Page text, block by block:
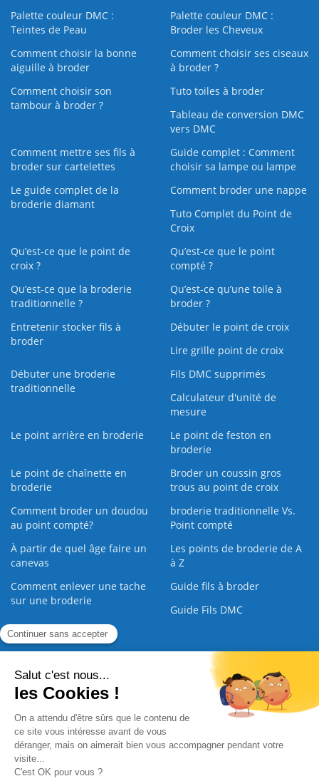
Palette couleur DMC :
Teintes de Peau
Palette couleur DMC :
Broder les Cheveux
Comment choisir la bonne
aiguille à broder
Comment choisir ses ciseaux
à broder ?
Comment choisir son
tambour à broder ?
Tuto toiles à broder
Tableau de conversion DMC
vers DMC
Comment mettre ses fils à
broder sur cartelettes
Guide complet : Comment
choisir sa lampe ou lampe
Le guide complet de la
broderie diamant
Comment broder une nappe
Tuto Complet du Point de
Croix
Qu’est-ce que le point de
croix ?
Qu’est-ce que le point
compté ?
Qu’est-ce que la broderie
traditionnelle ?
Qu’est‑ce qu’une toile à
broder ?
Entretenir stocker fils à
broder
Débuter le point de croix
Lire grille point de croix
Débuter une broderie
traditionnelle
Fils DMC supprimés
Calculateur d'unité de
mesure
Le point arrière en broderie
Le point de feston en
broderie
Le point de chaînette en
broderie
Broder un coussin gros
trous au point de croix
Comment broder un doudou
au point compté?
broderie traditionnelle Vs.
Point compté
À partir de quel âge faire un
canevas
Les points de broderie de A
à Z
Comment enlever une tache
sur une broderie
Guide fils à broder
Guide Fils DMC
Guide de la Broderie
Commande Papier Qui sommes nous Nous contacter |
Paiement sécurisé